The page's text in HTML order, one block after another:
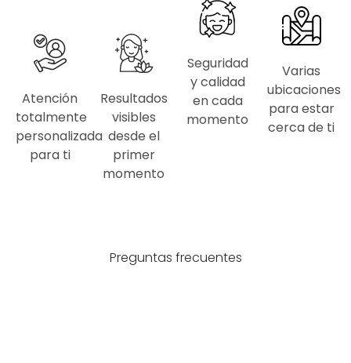
Atención
totalmente
personalizada
para ti
Resultados
visibles
desde el
primer
momento
Seguridad
y calidad
en cada
momento
Varias
ubicaciones
para estar
cerca de ti
Preguntas frecuentes